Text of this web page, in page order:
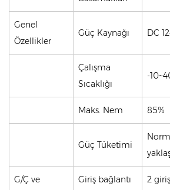
Genel
Özellikler
Güç Kaynağı DC
Çalışma
Sıcaklığı
-
Maks. Nem 85%
Güç Tüketimi
G/Ç ve
Giriş bağlantı
2